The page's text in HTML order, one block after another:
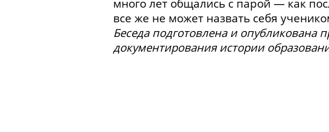
много лет общались с парой — как
все же не может назвать себя
Беседа подготовлена и
документирования истории